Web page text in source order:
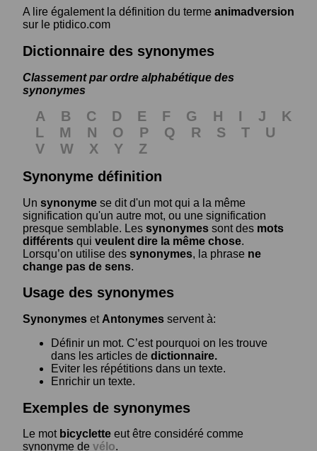
A lire également la définition du terme animadversion
sur le ptidico.com
Dictionnaire des synonymes
Classement par ordre alphabétique des
synonymes
A B C D E F G H I J
K
L
M N O P Q R S T
U
V
W X Y
Z
Synonyme définition
Un synonyme se dit d'un mot qui a la même
signification qu'un autre mot, ou une signification
presque semblable. Les synonymes sont des mots
différents qui veulent dire la même chose.
Lorsqu’on utilise des synonymes, la phrase ne
change pas de sens.
Usage des synonymes
Synonymes et Antonymes servent à:
Définir un mot. C’est pourquoi on les trouve
dans les articles de dictionnaire.
Eviter les répétitions dans un texte.
Enrichir un texte.
Exemples de synonymes
Le mot bicyclette eut être considéré comme
synonyme de vélo.